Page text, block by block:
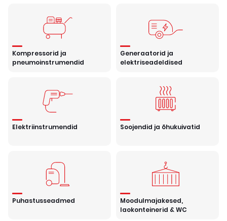
Kompressorid ja
pneumoinstrumendid
Generaatorid ja
elektriseadeldised
Elektriinstrumendid Soojendid ja õhukuivatid
Puhastusseadmed
Moodulmajakesed,
laokonteinerid & WC